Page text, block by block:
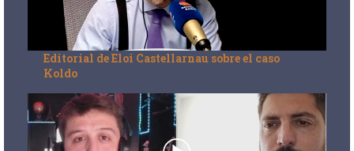
Editorial de Eloi Castellarnau sobre el caso
Koldo